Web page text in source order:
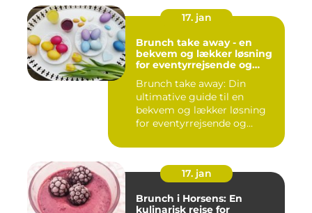
17. jan
Brunch take away - en
bekvem og lækker løsning
for eventyrrejsende og
Brunch take away: Din
ultimative guide til en
bekvem og lækker løsning
for eventyrrejsende og
17. jan
Brunch i Horsens: En
kulinarisk rejse for